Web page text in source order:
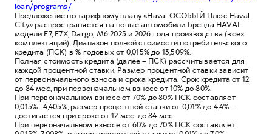
loan/programs/
Предложение по тарифному плану «Haval ОСОБЫЙ Плюс Haval
City» распространяется на новые автомобили Бренда HAVAL
модели F7, F7X, Dargo, M6 2025 и 2026 года производства (всех
комплектаций). Диапазон полной стоимости потребительского
кредита (ПСК) в % годовых от 0,015% до 13,509%.
Полная стоимость кредита (далее – ПСК) рассчитывается для
каждой процентной ставки. Размер процентной ставки зависит
от первоначального взноса и срока кредита. Срок кредита от 12
до 84 мес, при первоначальном взносе от 10% до 80%.
При первоначальном взносе от 70% до 80% ПСК составляет
0,015%- 4,405%, размер процентной ставки от 0,01% до 4,4% -
достигается при сроке от 12 мес. до 84 мес.
При первоначальном взносе от 60% до 70% ПСК составляет